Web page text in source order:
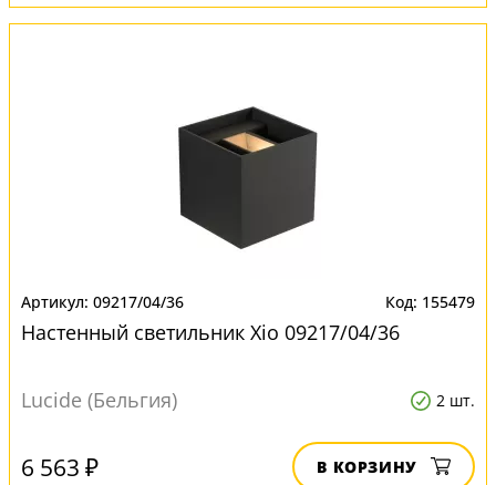
09217/04/36 155479
Настенный светильник Xio 09217/04/36
Lucide (Бельгия) 2 шт.
6 563 ₽ В КОРЗИНУ